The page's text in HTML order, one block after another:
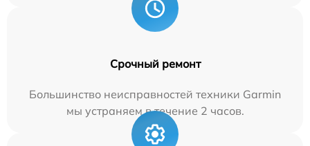
Срочный ремонт
Большинство неисправностей техники Garmin
мы устраняем в течение 2 часов.